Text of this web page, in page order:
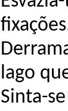
lago
Sinta-